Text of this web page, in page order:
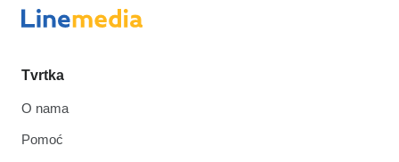
Tvrtka
O nama
Pomoć